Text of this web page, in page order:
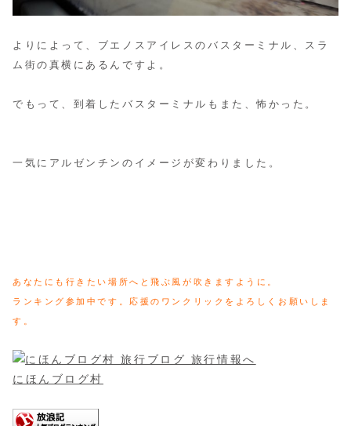
よりによって、ブエノスアイレスのバスターミナル、スラ
ム街の真横にあるんですよ。
でもって、到着したバスターミナルもまた、怖かった。
一気にアルゼンチンのイメージが変わりました。
あなたにも行きたい場所へと飛ぶ風が吹きますように。
ランキング参加中です。応援のワンクリックをよろしくお願いしま
す。
にほんブログ村